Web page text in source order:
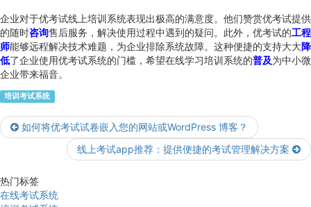
企业对于优考试线上培训系统表现出极高的满意度。他们赞赏优考试提供
的随时咨询售后服务，解决使用过程中遇到的疑问。此外，优考试的工程
师能够远程解决技术难题，为企业排除系统故障。这种便捷的支持大大降
低了企业使用优考试系统的门槛，希望在线学习培训系统的普及为中小微
企业带来福音。
培训考试系统
如何将优考试试卷嵌入您的网站或WordPress 博客？
线上考试app推荐：提供便捷的考试管理解决方案
热门标签
在线考试系统